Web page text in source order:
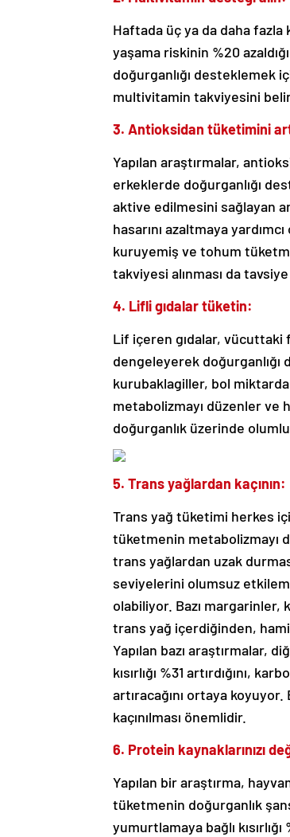
Haftada üç ya da daha fazla
yaşama riskinin %20
doğurganlığı desteklemek
multivitamin takviyesini
3. Antioksidan tüketimini
Yapılan araştırmalar,
erkeklerde doğurganlığı
aktive edilmesini sağlayan
hasarını azaltmaya
kuruyemiş ve tohum
takviyesi alınması da
4. Lifli gıdalar tüketin:
Lif içeren gıdalar, vücuttaki
dengeleyerek doğurganlığı
kurubaklagiller, bol
metabolizmayı düzenler ve
doğurganlık üzerinde
5. Trans yağlardan kaçının:
Trans yağ tüketimi herkes
tüketmenin metabolizmayı
trans yağlardan uzak
seviyelerini olumsuz
olabiliyor. Bazı margarinler,
trans yağ içerdiğinden,
Yapılan bazı araştırmalar,
kısırlığı %31 artırdığını,
artıracağını ortaya
kaçınılması önemlidir.
6. Protein kaynaklarınızı
Yapılan bir araştırma,
tüketmenin doğurganlık
yumurtlamaya bağlı